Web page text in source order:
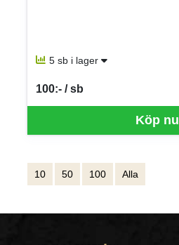
5 sb i lager
Köp nu
100:- / sb
SEK per SB
10 50 100 Alla